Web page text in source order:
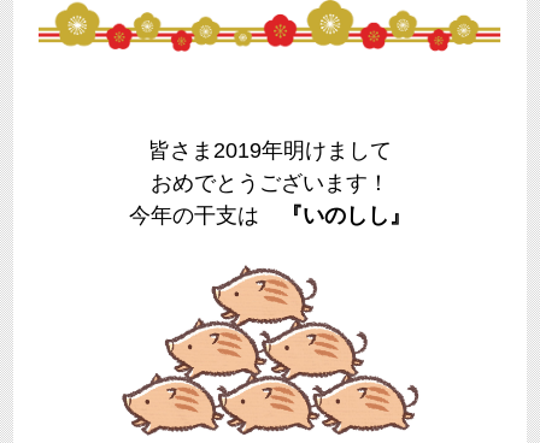
皆さま2019年明けまして
おめでとうございます！
今年の干支は
『いのしし』